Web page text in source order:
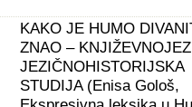
KAKO JE HUMO
ZNAO –
JEZIČNOHISTORIJSKA
STUDIJA (Enisa Gološ,